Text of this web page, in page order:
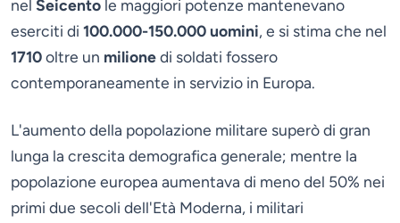
nel Seicento le maggiori potenze mantenevano
eserciti di 100.000-150.000 uomini, e si stima che nel
1710oltre un milionedi soldati fossero
contemporaneamente in servizio in Europa.
L'aumento della popolazione militare superò di gran
lunga la crescita demografica generale; mentre la
popolazione europea aumentava di meno del 50% nei
primi due secoli dell'Età Moderna, i militari